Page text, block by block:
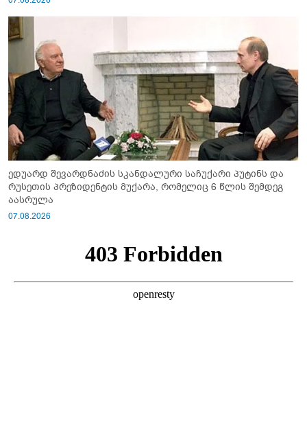
ედუარდ შევარდნაძის სკანდალური საჩუქარი პუტინს და
რუსეთის პრეზიდენტის მუქარა, რომელიც 6 წლის შემდეგ
აასრულა
07.08.2026